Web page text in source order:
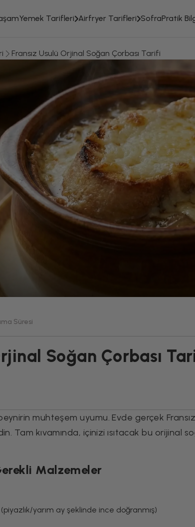
Yemek Tarifleri Airfryer Tarifleri SofraPratik
Fransız Usulü Orjinal Soğan Çorbası Tarifi
Süresi
Soğan Çorbası
muhteşem uyumu. Evde gerçek
Tam kıvamında, içinizi ısıtacak bu orijinal
Malzemeler
yarım ay şeklinde ince doğranmış)